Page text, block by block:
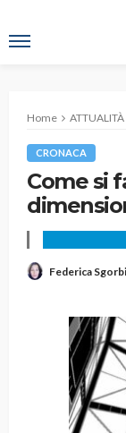
Home ATTUALITÀ
CRONACA
Come si
Federica